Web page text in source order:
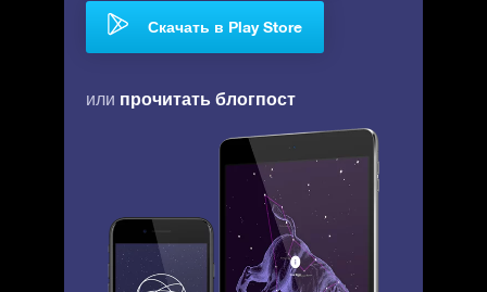
Скачать в Play Store
или прочитать блогпост